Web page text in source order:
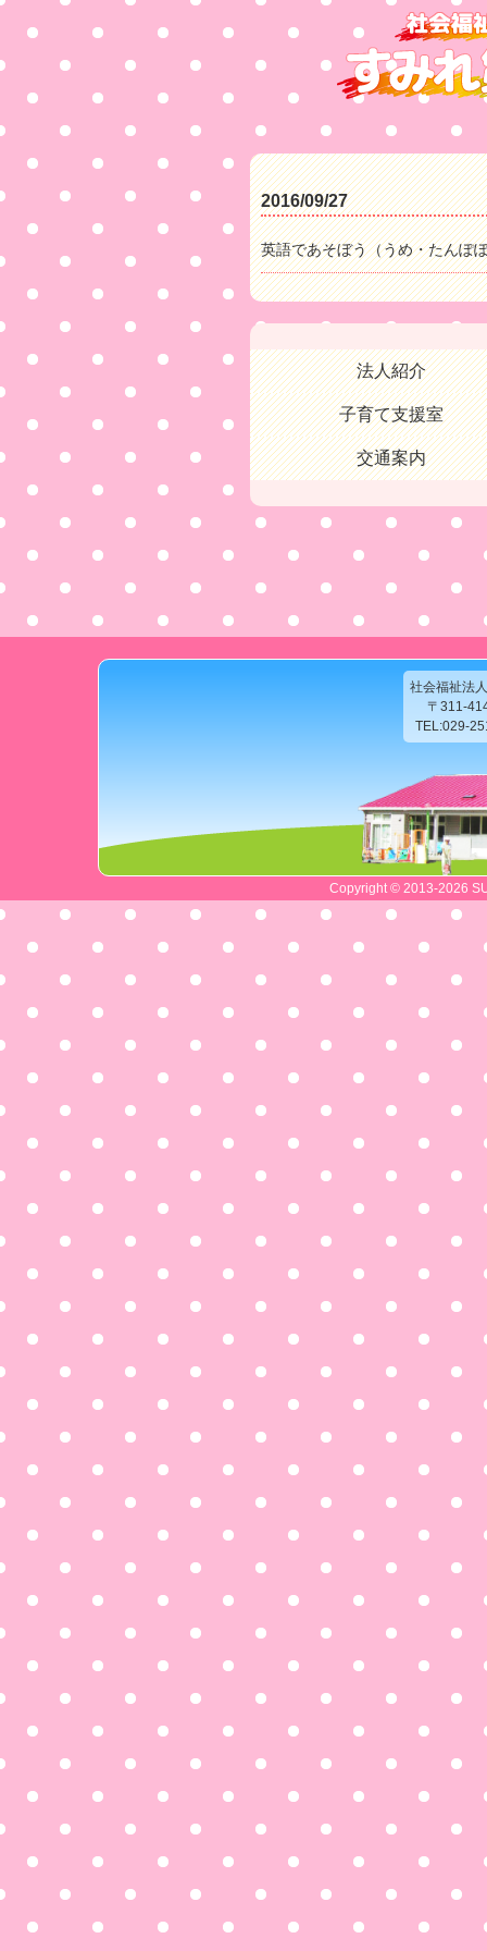
2016/09/27
英語であそぼう（うめ・たんぽ
法人紹介
子育て支援室
交通案内
社会福祉法
〒311-
TEL:029-
Copyright © 2013-2026